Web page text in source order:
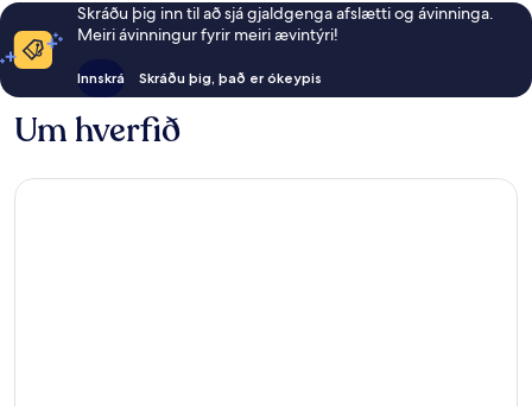
Skráðu þig inn til að sjá gjaldgenga afslætti og ávinninga.
Meiri ávinningur fyrir meiri ævintýri!
Innskrá Skráðu þig, það er ókeypis
Um hverfið